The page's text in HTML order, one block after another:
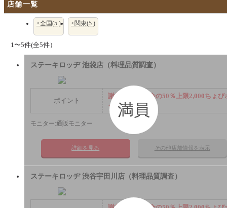
店舗一覧
<全国(5 ) <関東(5 )
1〜5件(全5件）
満員
ステーキロッヂ 池袋店（料理品質調査）
ポイント
謝礼： 飲食代金の50％上限2,000ちょび
イント
モニター:通販モニター
詳細を見る その他店舗情報を表示
ステーキロッヂ 渋谷宇田川店（料理品質調査）